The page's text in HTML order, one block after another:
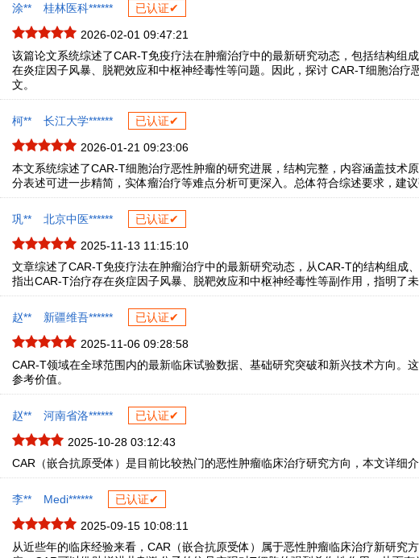
涂** 桂林医科****** 已认证✔
2026-02-01 09:47:21
该篇论文系统综述了CAR-T免疫疗法在肿瘤治疗中的最新研究动态，包括结构
在炎症因子风暴、脱靶效应和中枢神经毒性等问题。因此，探讨 CAR-T细胞治
文。
柯** 长江大学****** 已认证✔
2026-01-21 09:23:06
本文系统综述了CAR-T细胞治疗恶性肿瘤的研究进展，结构完整，内容涵盖技
分表述可进一步精简，实体瘤治疗等难点分析可更深入。总体符合综述要求，建议
巩** 北京中医****** 已认证✔
2025-11-13 11:15:10
文章综述了CAR-T免疫疗法在肿瘤治疗中的最新研究动态，从CAR-T的结构组
指出CAR-T治疗存在炎症因子风暴、脱靶效应和中枢神经毒性等副作用，指明了
赵** 新疆维吾****** 已认证✔
2025-11-06 09:28:58
CAR-T领域在全球范围内的最新临床试验数据、基础研究突破和新兴技术方向
参考价值。
赵** 河南省洛****** 已认证✔
2025-10-28 03:12:43
CAR（嵌合抗原受体）是目前比较热门的恶性肿瘤临床治疗研究方向，本文详
李** Medi****** 已认证✔
2025-09-15 10:08:11
从近些年的临床经验来看，CAR（嵌合抗原受体）属于恶性肿瘤临床治疗新研